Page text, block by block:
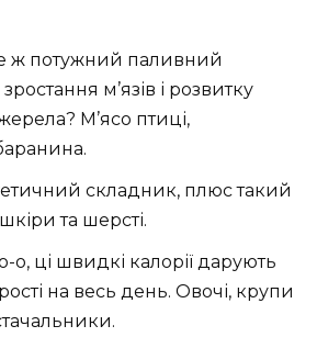
ж потужний паливний
м’язів і розвитку
М’ясо птиці,
складник, плюс такий
та шерсті.
о, ці швидкі калорії дарують
на весь день. Овочі, крупи